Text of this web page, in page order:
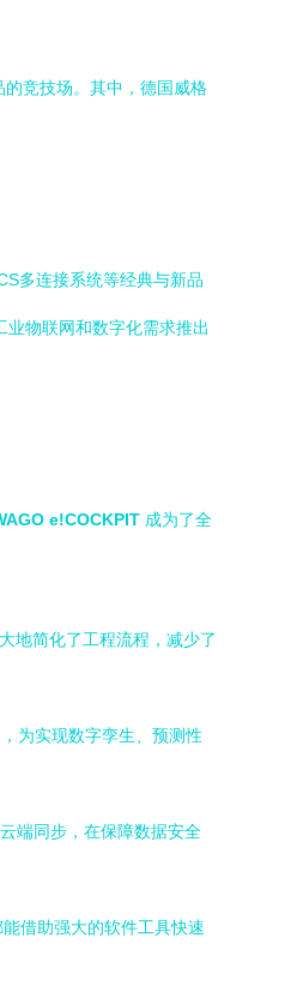
竞技场。其中，德国威格
多连接系统等经典与新品
物联网和数字化需求推出
e!COCKPIT 成为了全
地简化了工程流程，减少了
为实现数字孪生、预测性
端同步，在保障数据安全
借助强大的软件工具快速